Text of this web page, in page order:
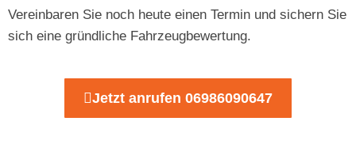
Vereinbaren Sie noch heute einen Termin und sichern Sie
sich eine gründliche Fahrzeugbewertung.
Jetzt anrufen 06986090647